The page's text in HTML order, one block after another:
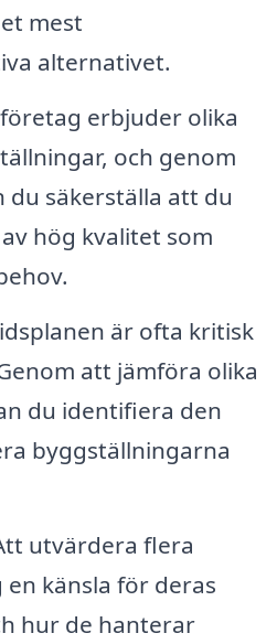
mest
alternativet.
erbjuder olika
och genom
du säkerställa att du
hög kvalitet som
är ofta kritisk
att jämföra olika
du identifiera den
byggställningarna
utvärdera flera
känsla för deras
hur de hanterar